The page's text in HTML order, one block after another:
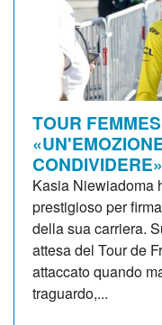
TOUR
CONDIVIDERE»
Kasia Niewiadoma
prestigioso per
della sua carriera.
attesa del Tour de
attaccato quando
traguardo,...